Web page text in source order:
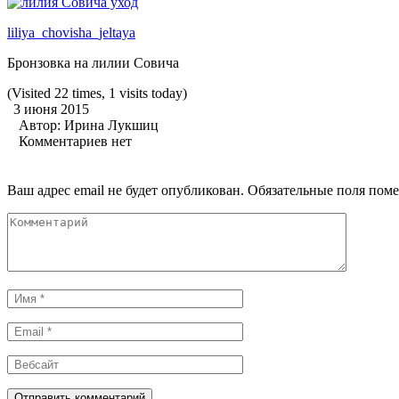
liliya_chovisha_jeltaya
Бронзовка на лилии Совича
(Visited 22 times, 1 visits today)
3 июня 2015
Автор: Ирина Лукшиц
Комментариев нет
Ваш адрес email не будет опубликован. Обязательные поля
Комментарий
Имя
*
Email
*
Вебсайт